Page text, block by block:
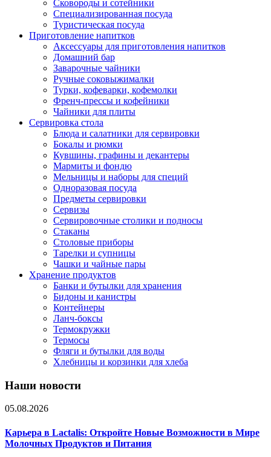
Сковороды и сотейники
Специализированная посуда
Туристическая посуда
Приготовление напитков
Аксессуары для приготовления напитков
Домашний бар
Заварочные чайники
Ручные соковыжималки
Турки, кофеварки, кофемолки
Френч-прессы и кофейники
Чайники для плиты
Сервировка стола
Блюда и салатники для сервировки
Бокалы и рюмки
Кувшины, графины и декантеры
Мармиты и фондю
Мельницы и наборы для специй
Одноразовая посуда
Предметы сервировки
Сервизы
Сервировочные столики и подносы
Стаканы
Столовые приборы
Тарелки и супницы
Чашки и чайные пары
Хранение продуктов
Банки и бутылки для хранения
Бидоны и канистры
Контейнеры
Ланч-боксы
Термокружки
Термосы
Фляги и бутылки для воды
Хлебницы и корзинки для хлеба
Наши новости
05.08.2026
Карьера в Lactalis: Откройте Новые Возможности в Мире
Молочных Продуктов и Питания